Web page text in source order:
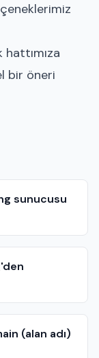
bir öneri
sunucusu
(alan adı)